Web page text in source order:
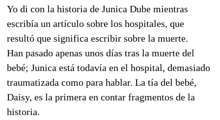
Yo di con la historia de Junica Dube mientras
escribía un artículo sobre los hospitales, que
resultó que significa escribir sobre la muerte.
Han pasado apenas unos días tras la muerte del
bebé; Junica está todavía en el hospital, demasiado
traumatizada como para hablar. La tía del bebé,
Daisy, es la primera en contar fragmentos de la
historia.